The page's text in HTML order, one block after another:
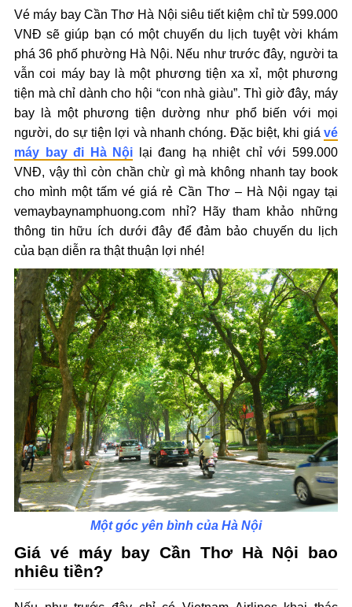
Vé máy bay Cần Thơ Hà Nội siêu tiết kiệm chỉ từ 599.000
VNĐ sẽ giúp bạn có một chuyến du lịch tuyệt vời khám
phá 36 phố phường Hà Nội. Nếu như trước đây, người ta
vẫn coi máy bay là một phương tiện xa xỉ, một phương
tiện mà chỉ dành cho hội “con nhà giàu”. Thì giờ đây, máy
bay là một phương tiện dường như phổ biến với mọi
người, do sự tiện lợi và nhanh chóng. Đặc biệt, khi giá vé
máy bay đi Hà Nội lại đang hạ nhiệt chỉ với 599.000
VNĐ, vậy thì còn chần chừ gì mà không nhanh tay book
cho mình một tấm vé giá rẻ Cần Thơ – Hà Nội ngay tại
vemaybaynamphuong.com nhỉ? Hãy tham khảo những
thông tin hữu ích dưới đây để đảm bảo chuyến du lịch
của bạn diễn ra thật thuận lợi nhé!
Một góc yên bình của Hà Nội
Giá vé máy bay Cần Thơ Hà Nội bao
nhiêu tiền?